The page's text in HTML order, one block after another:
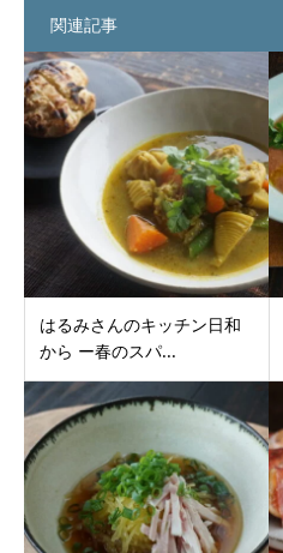
関連記事
はるみさんのキッチン日和
から ー春のスパ...